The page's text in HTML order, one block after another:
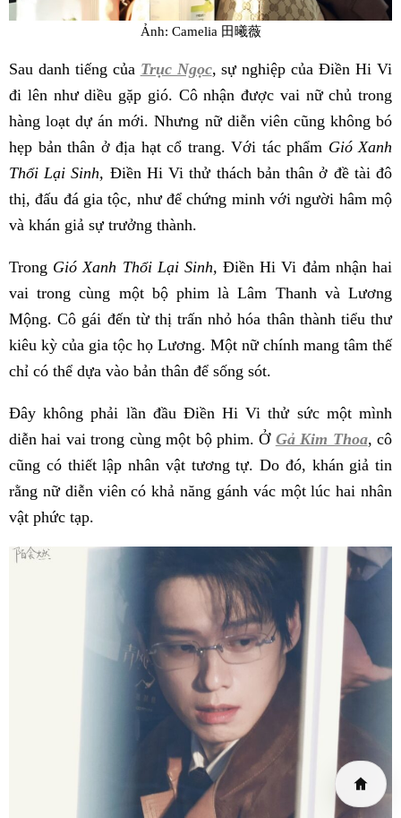
Ảnh: Camelia 田曦薇
Sau danh tiếng của Trục Ngọc, sự nghiệp của Điền Hi Vi
đi lên như diều gặp gió. Cô nhận được vai nữ chủ trong
hàng loạt dự án mới. Nhưng nữ diễn viên cũng không bó
hẹp bản thân ở địa hạt cổ trang. Với tác phẩm Gió Xanh
Thổi Lại Sinh, Điền Hi Vi thử thách bản thân ở đề tài đô
thị, đấu đá gia tộc, như để chứng minh với người hâm mộ
và khán giả sự trưởng thành.
Trong Gió Xanh Thổi Lại Sinh, Điền Hi Vi đảm nhận hai
vai trong cùng một bộ phim là Lâm Thanh và Lương
Mộng. Cô gái đến từ thị trấn nhỏ hóa thân thành tiểu thư
kiêu kỳ của gia tộc họ Lương. Một nữ chính mang tâm thế
chỉ có thể dựa vào bản thân để sống sót.
Đây không phải lần đầu Điền Hi Vi thử sức một mình
diễn hai vai trong cùng một bộ phim. Ở Gả Kim Thoa, cô
cũng có thiết lập nhân vật tương tự. Do đó, khán giả tin
rằng nữ diễn viên có khả năng gánh vác một lúc hai nhân
vật phức tạp.